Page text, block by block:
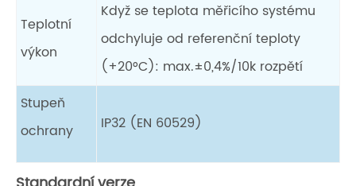
Teplotní
výkon
Když se teplota měřicího systému
odchyluje od referenční teploty
(+20°C): max.±0,4%/10k rozpětí
Stupeň
ochrany
IP32 (EN 60529)